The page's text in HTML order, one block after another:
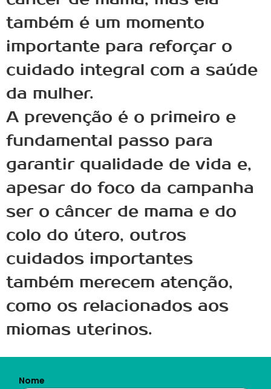
também é um momento
importante para reforçar o
cuidado integral com a saúde
da mulher.
A prevenção é o primeiro e
fundamental passo para
garantir qualidade de vida e,
apesar do foco da campanha
ser o câncer de mama e do
colo do útero, outros
cuidados importantes
também merecem atenção,
como os relacionados aos
miomas uterinos.
Nome